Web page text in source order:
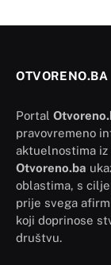
OTVORENO.BA
Portal
pravovremeno
aktuelnostima iz
Otvoreno.ba
oblastima, s
prije svega
koji doprinose
društvu.